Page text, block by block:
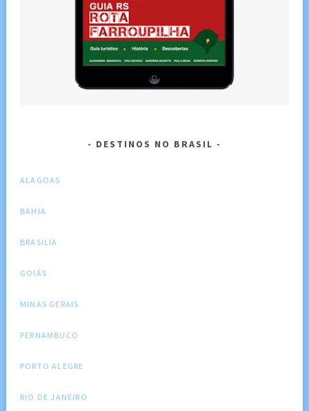
DESTINOS NO BRASIL
ALAGOAS
BAHIA
BRASILIA
GOIÁS
MINAS GERAIS
PERNAMBUCO
PORTO ALEGRE
RIO DE JANEIRO